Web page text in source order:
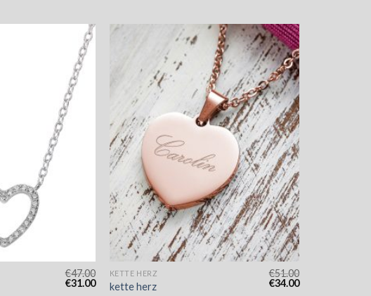
€47.00
€31.00
KETTE HERZ
kette herz
€51.00
€34.00